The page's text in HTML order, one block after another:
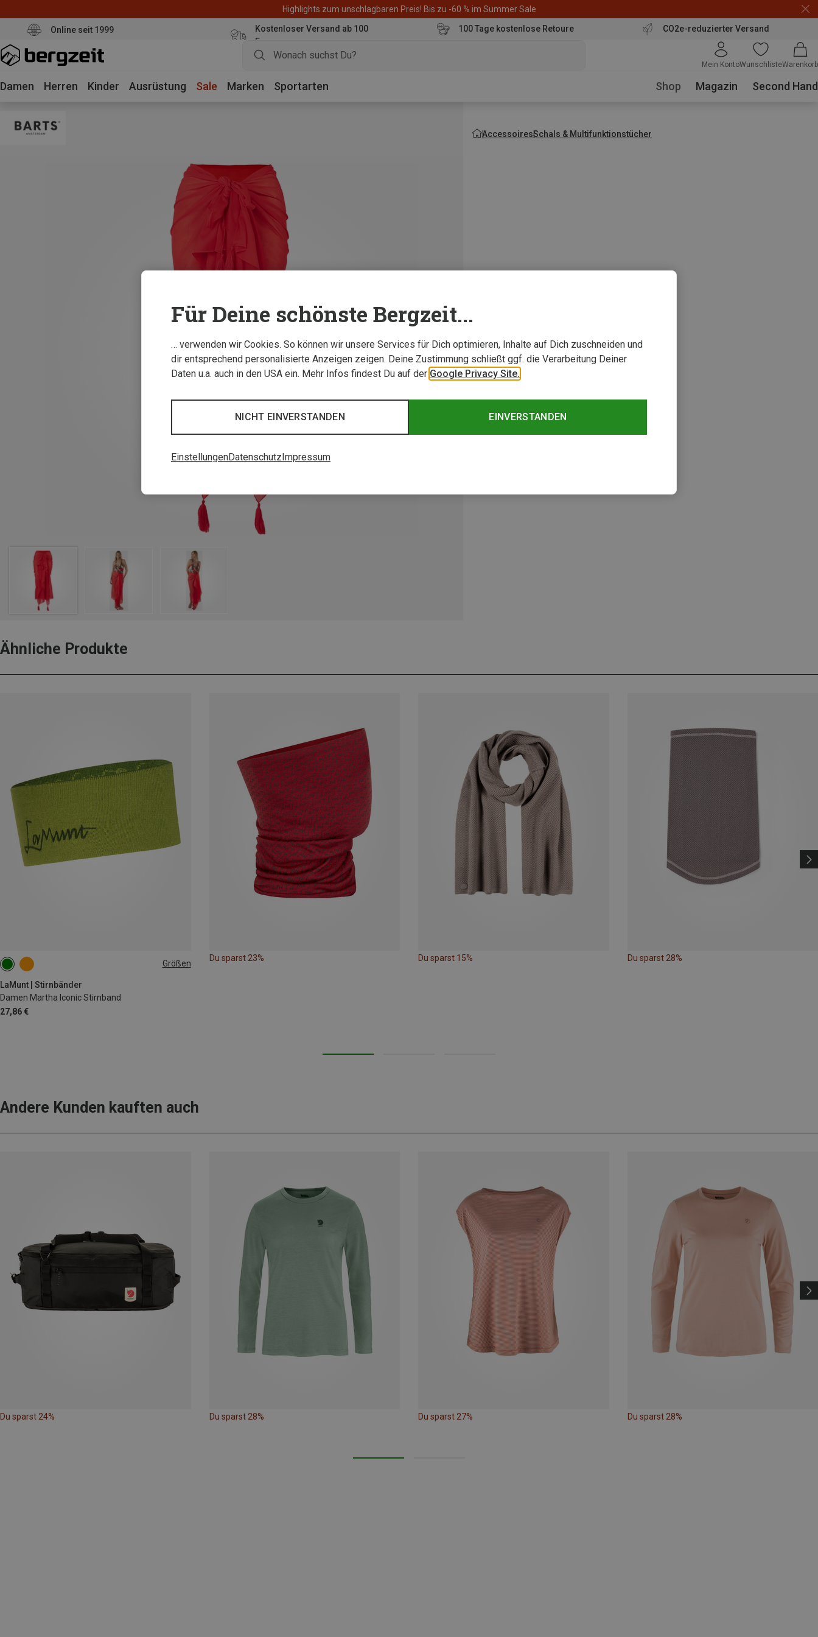
Highlights zum unschlagbaren Preis! Bis zu -60 % im Summer Sale
Online seit 1999
Kostenloser Versand ab 100
Euro
100 Tage kostenlose Retoure CO2e-reduzierter Versand
Mein KontoWunschlisteWarenkorb
Damen Herren Kinder Ausrüstung Sale Marken Sportarten Shop Magazin Second Hand
AccessoiresSchals & Multifunktionstücher
Ähnliche Produkte
Größen
LaMunt | Stirnbänder
Damen Martha Iconic Stirnband
27,86 €
ONE SIZE
Du sparst 23% Du sparst 15% Du sparst 28%
Andere Kunden kauften auch
Du sparst 24% Du sparst 28% Du sparst 27% Du sparst 28%
Für Deine schönste Bergzeit...
… verwenden wir Cookies. So können wir unsere Services für Dich optimieren, Inhalte auf Dich zuschneiden und
dir entsprechend personalisierte Anzeigen zeigen. Deine Zustimmung schließt ggf. die Verarbeitung Deiner
Daten u.a. auch in den USA ein. Mehr Infos findest Du auf der Google Privacy Site.
EINVERSTANDEN
NICHT EINVERSTANDEN
EinstellungenDatenschutzImpressum